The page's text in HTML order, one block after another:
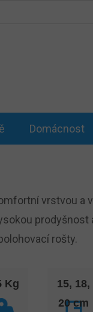
Domácnost
vrstvou a
prodyšnost
rošty.
Kg
15, 18,
20 cm